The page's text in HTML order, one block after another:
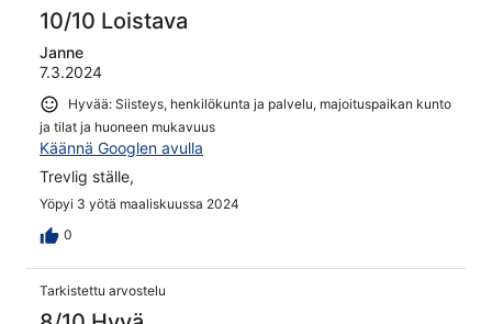
10/10 Loistava
Janne
7.3.2024
Hyvää: Siisteys, henkilökunta ja palvelu, majoituspaikan kunto
ja tilat ja huoneen mukavuus
Käännä Googlen avulla
Trevlig ställe,
Yöpyi 3 yötä maaliskuussa 2024
0
Tarkistettu arvostelu